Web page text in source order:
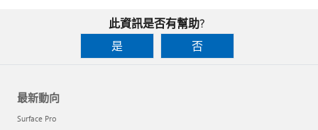
此資訊是否有幫助?
是
否
最新動向
Surface Pro